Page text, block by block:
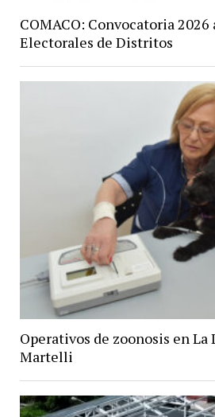
COMACO: Convocatoria 2026
Electorales de Distritos
Operativos de zoonosis en La
Martelli